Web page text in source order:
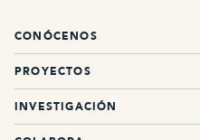
CONÓCENOS
PROYECTOS
INVESTIGACIÓN